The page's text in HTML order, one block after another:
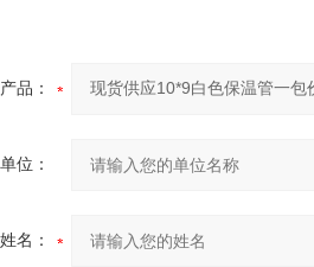
产品：
位：
名：